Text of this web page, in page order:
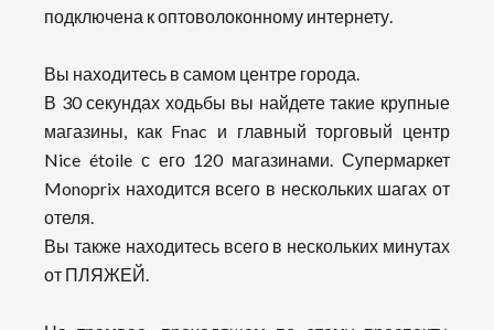
подключена к оптоволоконному интернету.
Вы находитесь в самом центре города.
В 30 секундах ходьбы вы найдете такие крупные
магазины, как Fnac и главный торговый центр
Nice étoile с его 120 магазинами. Супермаркет
Monoprix находится всего в нескольких шагах от
отеля.
Вы также находитесь всего в нескольких минутах
от ПЛЯЖЕЙ.